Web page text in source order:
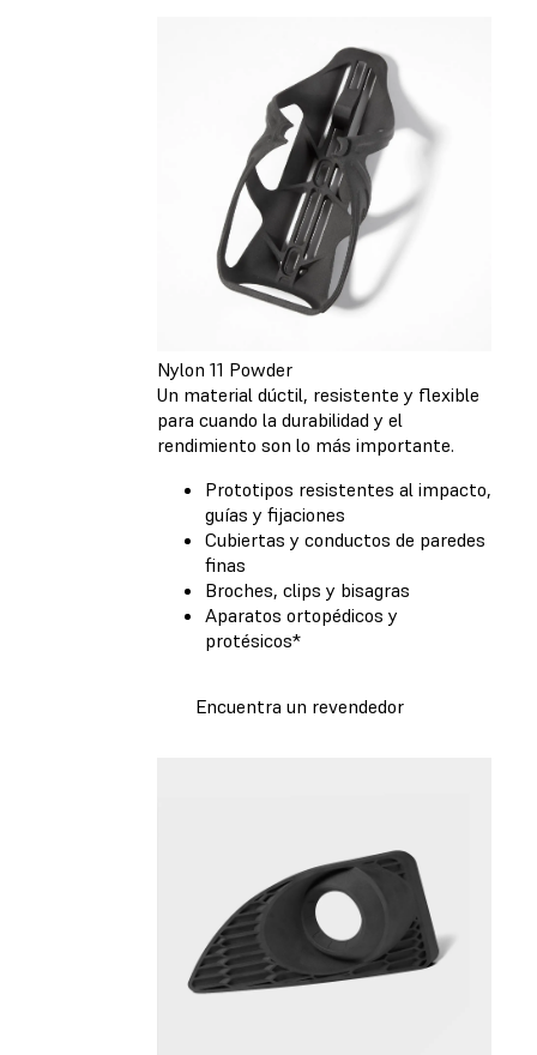
Nylon 11 Powder
Un material dúctil, resistente y flexible
para cuando la durabilidad y el
rendimiento son lo más importante.
Prototipos resistentes al impacto,
guías y fijaciones
Cubiertas y conductos de paredes
finas
Broches, clips y bisagras
Aparatos ortopédicos y
protésicos*
Encuentra un revendedor